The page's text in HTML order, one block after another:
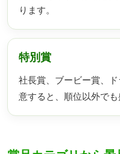
ります。
特別賞
社長賞、ブービー賞、
意すると、順位以外でも